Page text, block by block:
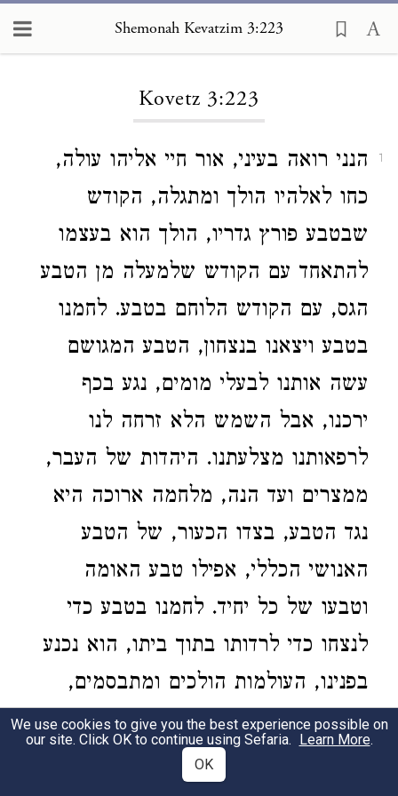
Shemonah Kevatzim 3:223
Kovetz 3:223
1
הנני רואה בעיני, אור חיי אליהו עולה,
כחו לאלהיו הולך ומתגלה, הקודש
שבטבע פורץ גדריו, הולך הוא בעצמו
להתאחד עם הקודש שלמעלה מן הטבע
הגס, עם הקודש הלוחם בטבע. לחמנו
בטבע ויצאנו בנצחון, הטבע המגושם
עשה אותנו לבעלי מומים, נגע בכף
ירכנו, אבל השמש הלא זרחה לנו
לרפאותנו מצלעתנו. היהדות של העבר,
ממצרים ועד הנה, מלחמה ארוכה היא
נגד הטבע, בצדו הכעור, של הטבע
האנושי הכללי, אפילו טבע האומה
וטבעו של כל יחיד. לחמנו בטבע כדי
לנצחו כדי לרדותו בתוך ביתו, הוא נכנע
בפנינו, העולמות הולכים ומתבסמים,
בעצם עומק הטבע תביעה גדולה
מתגברת לקדושה ולטהרה, לעדינות
We use cookies to give you the best experience possible on
our site. Click OK to continue using Sefaria. Learn More.
OK